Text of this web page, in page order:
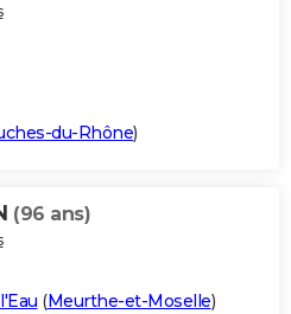
du-Rhône)
(96 ans)
(Meurthe-et-Moselle)